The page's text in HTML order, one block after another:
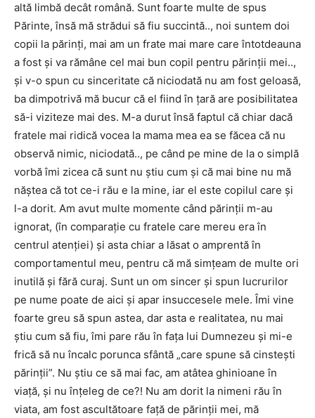
altă limbă decât română. Sunt foarte multe de spus
Părinte, însă mă strădui să fiu succintă.., noi suntem doi
copii la părinți, mai am un frate mai mare care întotdeauna
a fost și va rămâne cel mai bun copil pentru părinții mei..,
și v-o spun cu sinceritate că niciodată nu am fost geloasă,
ba dimpotrivă mă bucur că el fiind în țară are posibilitatea
să-i viziteze mai des. M-a durut însă faptul că chiar dacă
fratele mai ridică vocea la mama mea ea se făcea că nu
observă nimic, niciodată.., pe când pe mine de la o simplă
vorbă îmi zicea că sunt nu știu cum și că mai bine nu mă
năștea că tot ce-i rău e la mine, iar el este copilul care și
l-a dorit. Am avut multe momente când părinții m-au
ignorat, (în comparație cu fratele care mereu era în
centrul atenției) și asta chiar a lăsat o amprentă în
comportamentul meu, pentru că mă simțeam de multe ori
inutilă și fără curaj. Sunt un om sincer și spun lucrurilor
pe nume poate de aici și apar insuccesele mele. Îmi vine
foarte greu să spun astea, dar asta e realitatea, nu mai
știu cum să fiu, îmi pare rău în fața lui Dumnezeu și mi-e
frică să nu încalc porunca sfântă „care spune să cinstești
părinții”. Nu știu ce să mai fac, am atâtea ghinioane în
viață, și nu înțeleg de ce?! Nu am dorit la nimeni rău în
viata, am fost ascultătoare față de părinții mei, mă